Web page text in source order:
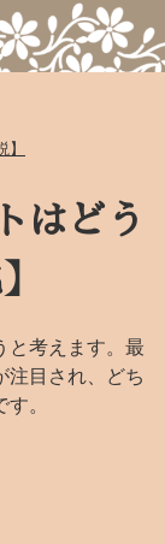
はどう
と考えます。最
注目され、どち
。